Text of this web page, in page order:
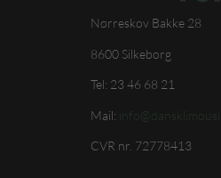
Nørreskov Bakke 28
8600 Silkeborg
Tel: 23 46 68 21
Mail:
CVR nr. 72778413